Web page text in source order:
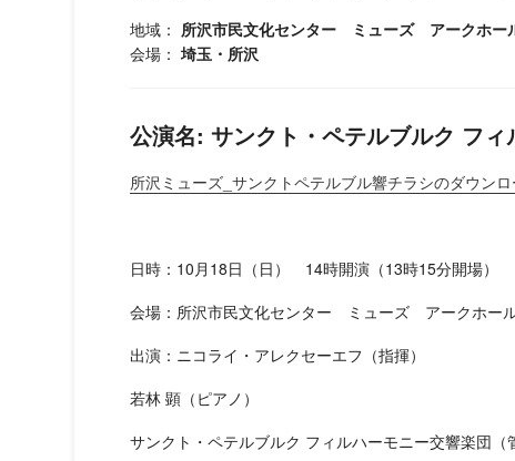
地域： 所沢市民文化センター ミューズ アークホー
会場： 埼玉・所沢
公演名: サンクト・ペテルブルク フ
所沢ミューズ_サンクトペテルブル響チラシのダウン
日時：10月18日（日） 14時開演（13時15分開場）
会場：所沢市民文化センター ミューズ アークホー
出演：ニコライ・アレクセーエフ（指揮）
若林 顕（ピアノ）
サンクト・ペテルブルク フィルハーモニー交響楽団（